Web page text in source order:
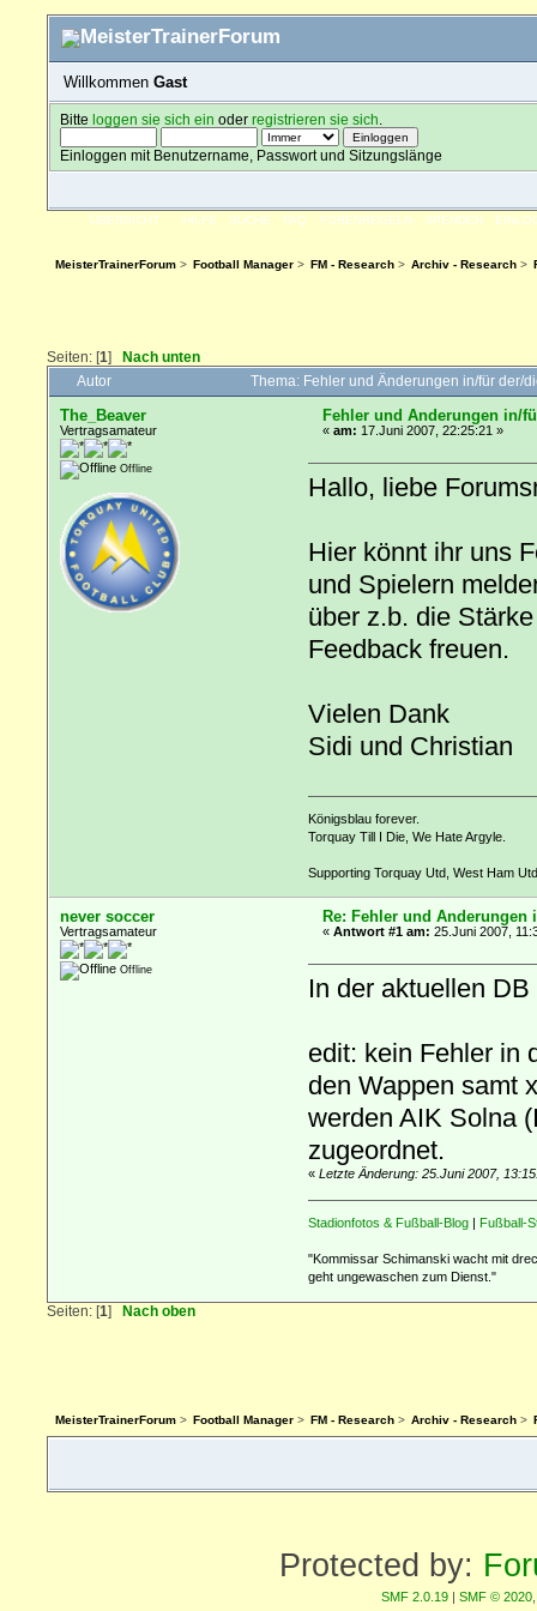
Willkommen Gast
Bitteloggen sie sich ein oderregistrieren sie sich
Einloggen mit Benutzername, Passwort und Sitzungslänge
ÜBERSICHT HILFE SUCHE FAQ FORENREGELN SPENDEN
MeisterTrainerForum> Football Manager> FM - Research> Archiv - Research >
Seiten: [1] Nach unten
Autor Thema: Fehler und Änderungen in/für der/
The_Beaver
Vertragsamateur
Offline
Fehler und Änderungen in/
«am: 17.Juni 2007, 22:25:21 »
Hallo, liebe
Hier könnt ihr uns
und Spielern
über z.b. die
Feedback freuen.
Vielen Dank
Sidi und Christian
Königsblau forever.
Torquay Till I Die, We Hate Argyle.
Supporting Torquay Utd, West Ham
never soccer
Vertragsamateur
Offline
Re: Fehler und Änderungen
«Antwort #1 am: 25.Juni 2007,
In der aktuellen
edit: kein Fehler in
den Wappen samt
werden AIK Solna
zugeordnet.
« Letzte Änderung: 25.Juni 2007,
Stadionfotos & Fußball-Blog| Fußball-
"Kommissar Schimanski wacht mit
geht ungewaschen zum Dienst."
Seiten: [1] Nach oben
MeisterTrainerForum> Football Manager> FM - Research> Archiv - Research >
Protected by:
SMF 2.0.19 | SMF © 2020